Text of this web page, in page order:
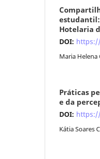
estudantil:
Hotelaria
DOI:
Maria Helena
Práticas
e da
DOI:
Kátia Soares